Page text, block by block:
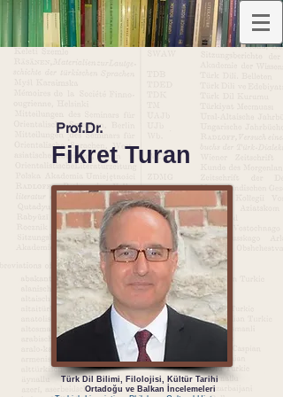
Prof.Dr.
Fikret Turan
Türk Dil Bilimi, Filolojisi, Kültür Tarihi
Ortadoğu ve Balkan İncelemeleri